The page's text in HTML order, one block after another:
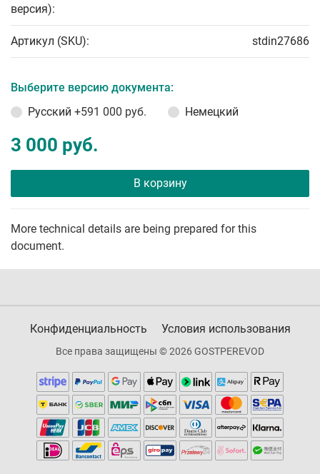
версия):
Артикул (SKU): stdin27686
Выберите версию документа:
Русский +591 000 руб. Немецкий
3 000 руб.
В корзину
More technical details are being prepared for this
document.
Конфиденциальность Условия использования
Все права защищены © 2026 GOSTPEREVOD